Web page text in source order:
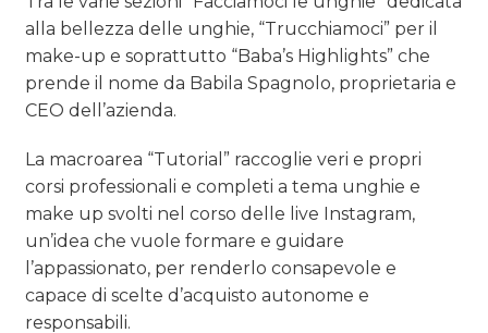
alla bellezza delle unghie, “Trucchiamoci” per il
make-up e soprattutto “Baba’s Highlights” che
prende il nome da Babila Spagnolo, proprietaria e
CEO dell’azienda.
La macroarea “Tutorial” raccoglie veri e propri
corsi professionali e completi a tema unghie e
make up svolti nel corso delle live Instagram,
un’idea che vuole formare e guidare
l’appassionato, per renderlo consapevole e
capace di scelte d’acquisto autonome e
responsabili.